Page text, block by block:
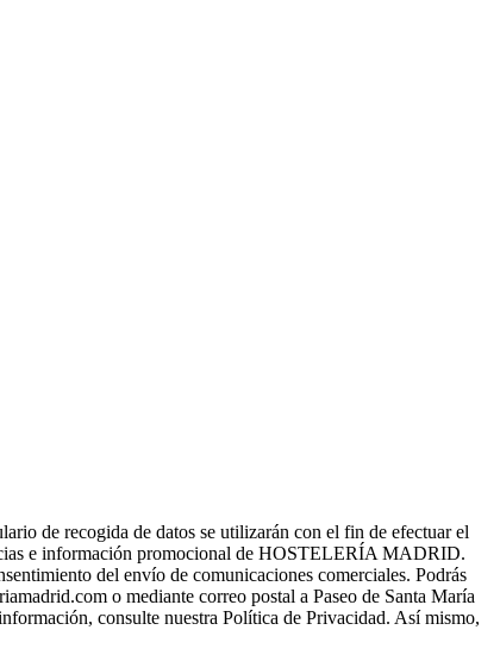
de recogida de datos se utilizarán con el fin de efectuar el
e información promocional de HOSTELERÍA MADRID.
del envío de comunicaciones comerciales. Podrás
o mediante correo postal a Paseo de Santa María
consulte nuestra Política de Privacidad. Así mismo,